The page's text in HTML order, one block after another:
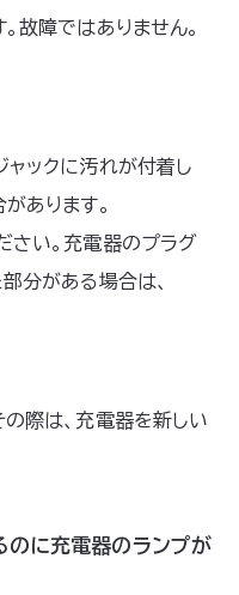
故障ではありません。
ックに汚れが付着し
あります。
さい。充電器のプラグ
分がある場合は、
際は、充電器を新しい
のに充電器のランプが